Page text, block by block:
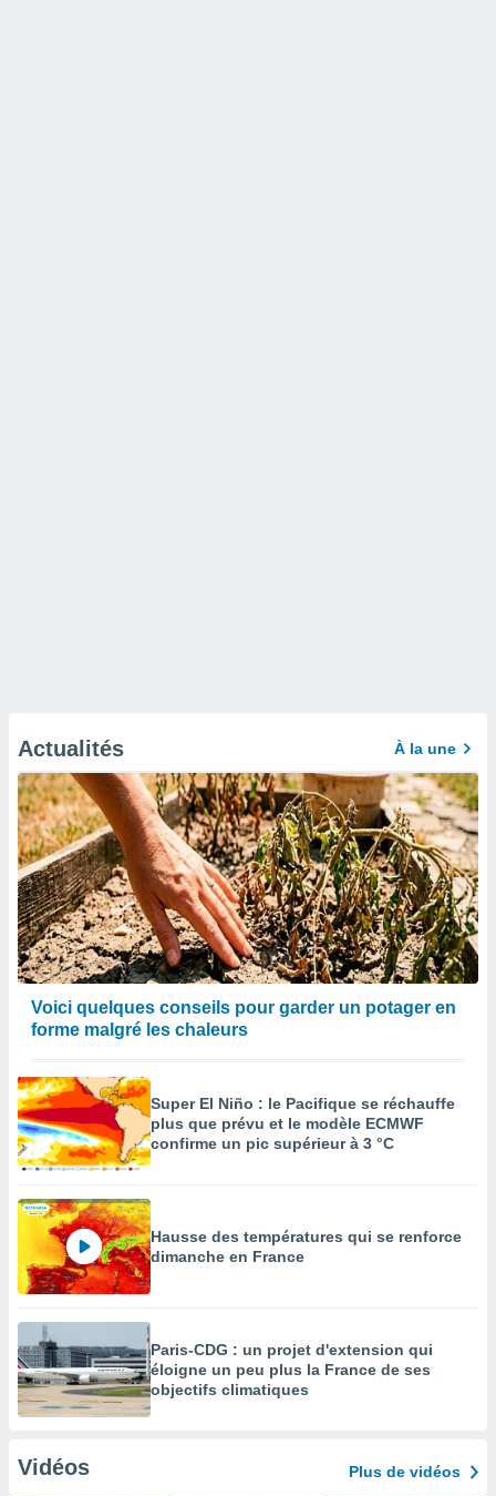
Actualités À la une
Voici quelques conseils pour garder un potager en
forme malgré les chaleurs
Super El Niño : le Pacifique se réchauffe
plus que prévu et le modèle ECMWF
confirme un pic supérieur à 3 °C
Hausse des températures qui se renforce
dimanche en France
Paris-CDG : un projet d'extension qui
éloigne un peu plus la France de ses
objectifs climatiques
Vidéos Plus de vidéos